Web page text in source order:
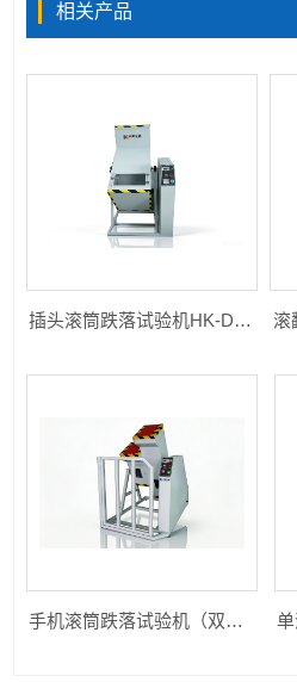
相关产品
插头滚筒跌落试验机HK-DLG-0510 滚
手机滚筒跌落试验机（双筒）HK-DLG-1